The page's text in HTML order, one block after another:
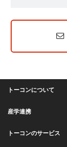
トーコンについて
産学連携
トーコンのサービス